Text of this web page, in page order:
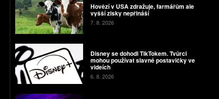
Hovězí v USA zdražuje, farmářům ale
vyšší zisky nepřináší
7. 8. 2026
Disney se dohodl TikTokem. Tvůrci
mohou používat slavné postavičky ve
videích
6. 8. 2026